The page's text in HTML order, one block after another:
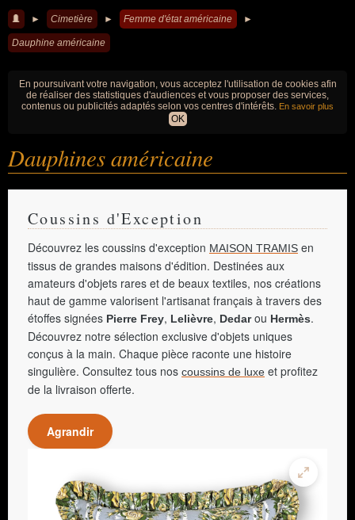
► Cimetière ► Femme d'état américaine ►
Dauphine américaine
En poursuivant votre navigation, vous acceptez l'utilisation de cookies afin
de réaliser des statistiques d'audiences et vous proposer des services,
contenus ou publicités adaptés selon vos centres d'intérêts. En savoir plus
OK
Dauphines américaine
Coussins d'Exception
Découvrez les coussins d'exception MAISON TRAMIS en
tissus de grandes maisons d'édition. Destinées aux
amateurs d'objets rares et de beaux textiles, nos créations
haut de gamme valorisent l'artisanat français à travers des
étoffes signées Pierre Frey, Lelièvre, Dedarou Hermès.
Découvrez notre sélection exclusive d'objets uniques
conçus à la main. Chaque pièce raconte une histoire
singulière. Consultez tous nos coussins de luxe et profitez
de la livraison offerte.
Agrandir